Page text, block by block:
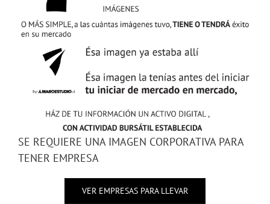
SE REQUIERE UNA IMAGEN CORPORATIVA PARA
TENER EMPRESA
VER EMPRESAS PARA LLEVAR